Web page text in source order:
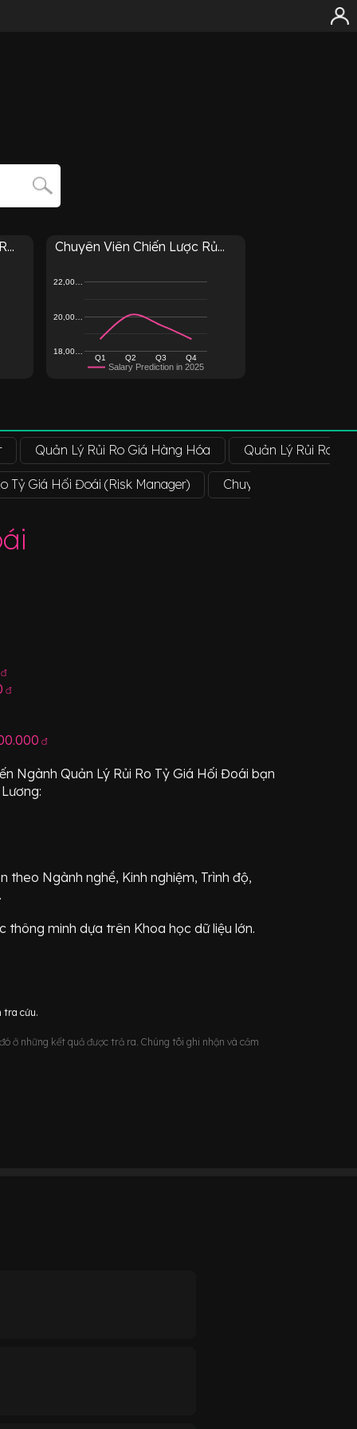
Chuyên Viên Chiến Lược Rủ...
Salary Prediction in 2025
Q1 Q2 Q3 Q4
18,00…
20,00…
22,00…
Quản Lý Rủi Ro Giá Hàng Hóa Quản Lý Rủi Ro
Tỷ Giá Hối Đoái (Risk Manager) Chuyên Viên Cao Cấp
đ
đ
Ngành Quản Lý Rủi Ro Tỷ Giá Hối Đoái bạn
theo Ngành nghề, Kinh nghiệm, Trình độ,
thông minh dựa trên Khoa học dữ liệu lớn.
tra cứu.
ở những kết quả được trả ra. Chúng tôi ghi nhận và cảm